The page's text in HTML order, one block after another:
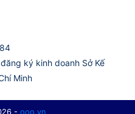
ký kinh doanh Sở Kế
Minh
- ooo.vn